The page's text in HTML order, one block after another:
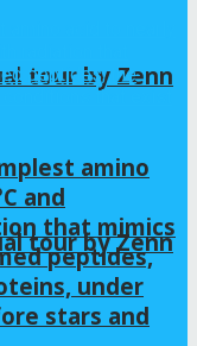
tour by Zenn
tour by Zenn
amino
and
that mimics
peptides,
under
stars and